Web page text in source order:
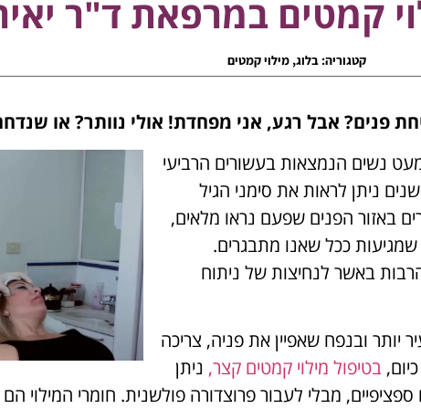
קטגוריה: בלוג,מילוי קמטים
פנים? אבל רגע, אני מפחדת! אולי נוותר? או
נשים הנמצאות בעשורים הרביעי
ניתן לראות את סימני הגיל
באזור הפנים שפעם נראו מלאים,
שמגיעות ככל שאנו מתבגרים.
באשר לנחיצות של ניתוח
ובנפח שאפיין את פניה, צריכה
בטיפול מילוי קמטים קצר, ניתן
מבלי לעבור פרוצדורה פולשנית. חומרי המילוי